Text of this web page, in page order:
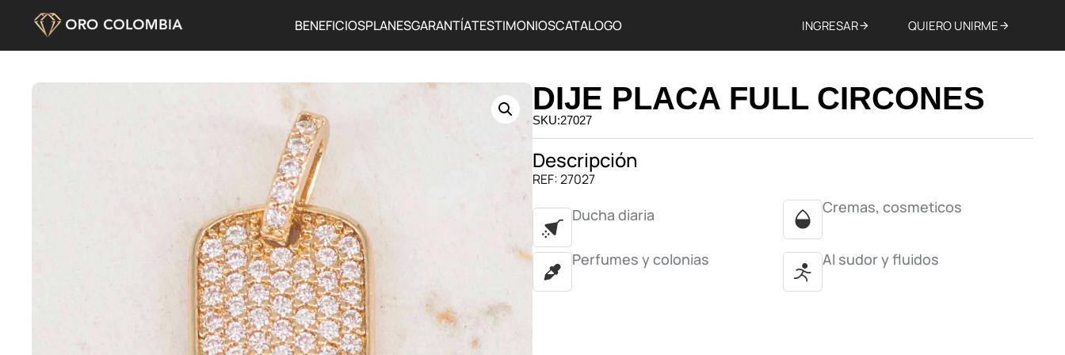
BENEFICIOSPLANESGARANTÍATESTIMONIOSCATALOGO INGRESAR QUIERO UNIRME
DIJE PLACA FULL CIRCONES
SKU:27027
Descripción
REF: 27027
Ducha diaria Cremas, cosmeticos
Perfumes y colonias Al sudor y fluidos